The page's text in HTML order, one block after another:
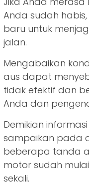
Anda sudah
baru untuk
jalan.
Mengabaikan
aus dapat
tidak efektif dan
Anda dan
Demikian
sampaikan pada
beberapa tanda
motor sudah
sekali.